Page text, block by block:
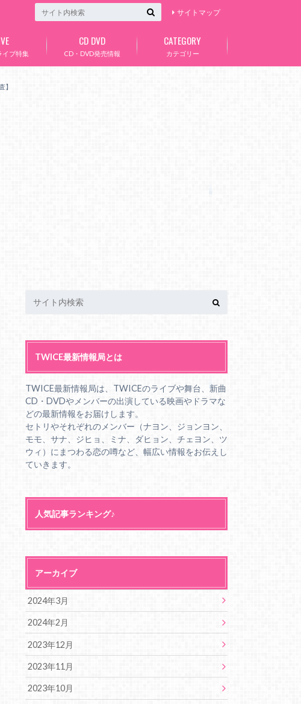
サイトマップ
イブ特集 CD・DVD発売情報
CD DVD
カテゴリー
CATEGORY
】
TWICE最新情報局とは
TWICE最新情報局は、TWICEのライブや舞台、新曲
CD・DVDやメンバーの出演している映画やドラマな
どの最新情報をお届けします。
セトリやそれぞれのメンバー（ナヨン、ジョンヨン、
モモ、サナ、ジヒョ、ミナ、ダヒョン、チェヨン、ツ
ウィ）にまつわる恋の噂など、幅広い情報をお伝えし
ていきます。
人気記事ランキング♪
アーカイブ
2024年3月
2024年2月
2023年12月
2023年11月
2023年10月